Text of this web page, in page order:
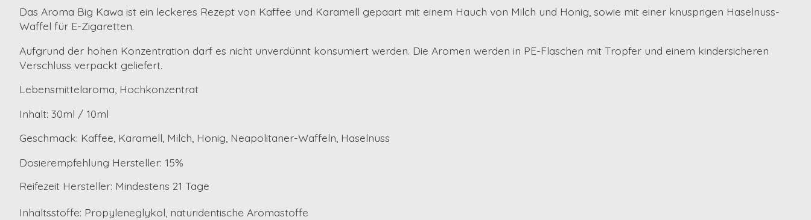
Das Aroma Big Kawa ist ein leckeres Rezept von Kaffee und Karamell gepaart mit einem Hauch von Milch und Honig, sowie mit einer knusprigen Haselnuss-
Waffel für E-Zigaretten.
Aufgrund der hohen Konzentration darf es nicht unverdünnt konsumiert werden. Die Aromen werden in PE-Flaschen mit Tropfer und einem kindersicheren
Verschluss verpackt geliefert.
Lebensmittelaroma, Hochkonzentrat
Inhalt: 30ml / 10ml
Geschmack: Kaffee, Karamell, Milch, Honig, Neapolitaner-Waffeln, Haselnuss
Dosierempfehlung Hersteller: 15%
Reifezeit Hersteller: Mindestens 21 Tage
Inhaltsstoffe: Propyleneglykol, naturidentische Aromastoffe